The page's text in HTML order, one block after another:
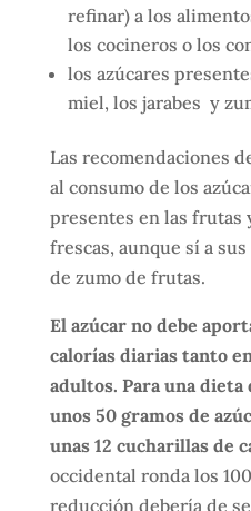
refinar) a los
los cocineros o los
los azúcares
miel, los jarabes y
Las recomendaciones
al consumo de los
presentes en las frutas
frescas, aunque sí a
de zumo de frutas.
El azúcar no debe
calorías diarias tanto
adultos. Para una dieta
unos 50 gramos de
unas 12 cucharillas de
occidental ronda los
reducción debería de